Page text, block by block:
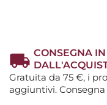
CONSEGNA
Gratuita da 75 €, i
aggiuntivi. Consegna